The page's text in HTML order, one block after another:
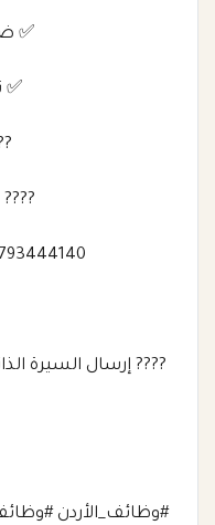
✅
✅
???? 0793444140
#وظائف_الأردن